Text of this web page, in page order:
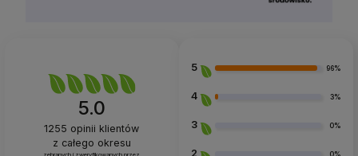
5.0
1255 opinii klientów
z całego okresu
5 96%
4 3%
3 0%
2 0%